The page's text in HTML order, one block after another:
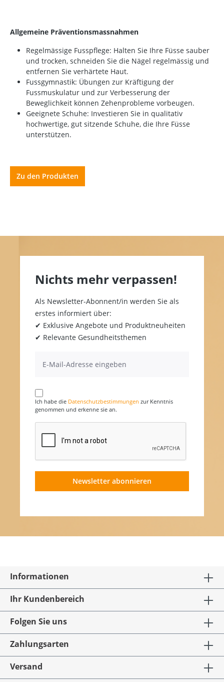
Allgemeine Präventionsmassnahmen
Regelmässige Fusspflege: Halten Sie Ihre Füsse sauber
und trocken, schneiden Sie die Nägel regelmässig und
entfernen Sie verhärtete Haut.
Fussgymnastik: Übungen zur Kräftigung der
Fussmuskulatur und zur Verbesserung der
Beweglichkeit können Zehenprobleme vorbeugen.
Geeignete Schuhe: Investieren Sie in qualitativ
hochwertige, gut sitzende Schuhe, die Ihre Füsse
unterstützen.
Zu den Produkten
Nichts mehr verpassen!
Als Newsletter-Abonnent/in werden Sie als
erstes informiert über:
✔ Exklusive Angebote und Produktneuheiten
✔ Relevante Gesundheitsthemen
Ich habe die Datenschutzbestimmungen zur Kenntnis
genommen und erkenne sie an.
Newsletter abonnieren
Informationen
Ihr Kundenbereich
Folgen Sie uns
Zahlungsarten
Versand